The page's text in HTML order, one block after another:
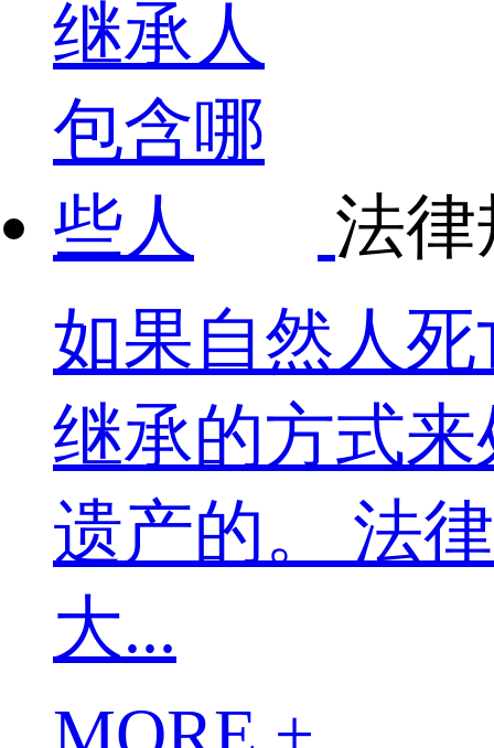
法
如果自然人
继承的方式
遗产的。 法
大...